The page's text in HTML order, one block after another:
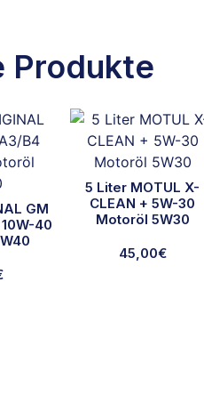
Produkte
GM
40
5 Liter MOTUL X-
CLEAN + 5W-30
Motoröl 5W30
45,00€